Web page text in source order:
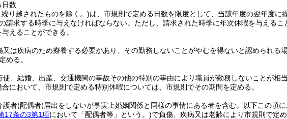
日数
り越されたものを除く。)は、市規則で定める日数を限度として、当該年度の翌年度に
請求する時季に与えなければならない。 ただし、請求された時季に年次休暇を与える
えることができる。
は疾病のため療養する必要があり、その勤務しないことがやむを得ないと認められる
める。
、結婚、出産、交通機関の事故その他の特別の事由により職員が勤務しないことが相
合において、市規則で定める特別休暇については、市規則でその期間を定める。
護者(配偶者(届出をしないが事実上婚姻関係と同様の事情にある者を含む。以下この項
17条の3第1項において「配偶者等」という。)で負傷、疾病又は老齢により市規則で定